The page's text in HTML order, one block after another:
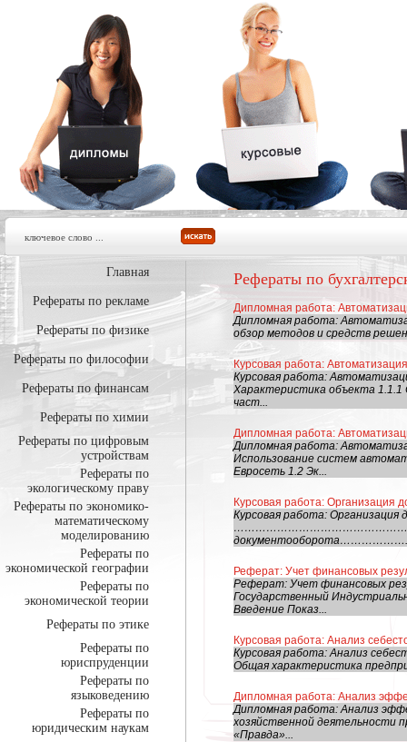
Главная
Рефераты по рекламе
Рефераты по физике
Рефераты по философии
Рефераты по финансам
Рефераты по химии
Рефераты по цифровым
устройствам
Рефераты по
экологическому праву
Рефераты по экономико-
математическому
моделированию
Рефераты по
экономической географии
Рефераты по
экономической теории
Рефераты по этике
Рефераты по
юриспруденции
Рефераты по
языковедению
Рефераты по
юридическим наукам
Рефераты по
Дипломная работа:
Дипломная работа:
обзор методов и средств
Курсовая работа:
Курсовая работа:
Характеристика объекта
част...
Дипломная работа:
Дипломная работа:
Использование систем
Евросеть 1.2 Эк...
Курсовая работа: Организация
Курсовая работа:
Реферат: Учет финансовых
Реферат: Учет финансовых
Государственный
Введение Показ...
Курсовая работа: Анализ
Курсовая работа: Анализ
Общая характеристика
Дипломная работа: Анализ
Дипломная работа: Анализ
хозяйственной деятельности
«Правда»...